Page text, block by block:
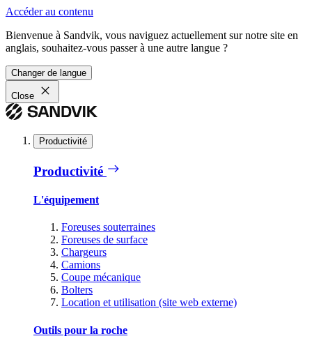
Accéder au contenu
Bienvenue à Sandvik, vous naviguez actuellement sur notre site en
anglais, souhaitez-vous passer à une autre langue ?
Changer de langue
Close
Productivité
Productivité
L'équipement
Foreuses souterraines
Foreuses de surface
Chargeurs
Camions
Coupe mécanique
Bolters
Location et utilisation (site web externe)
Outils pour la roche